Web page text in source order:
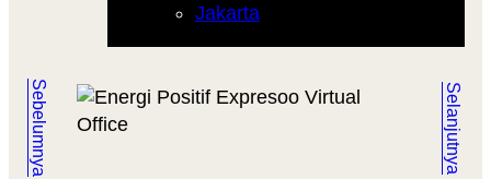
Jakarta
Sebelumnya Selanjutnya